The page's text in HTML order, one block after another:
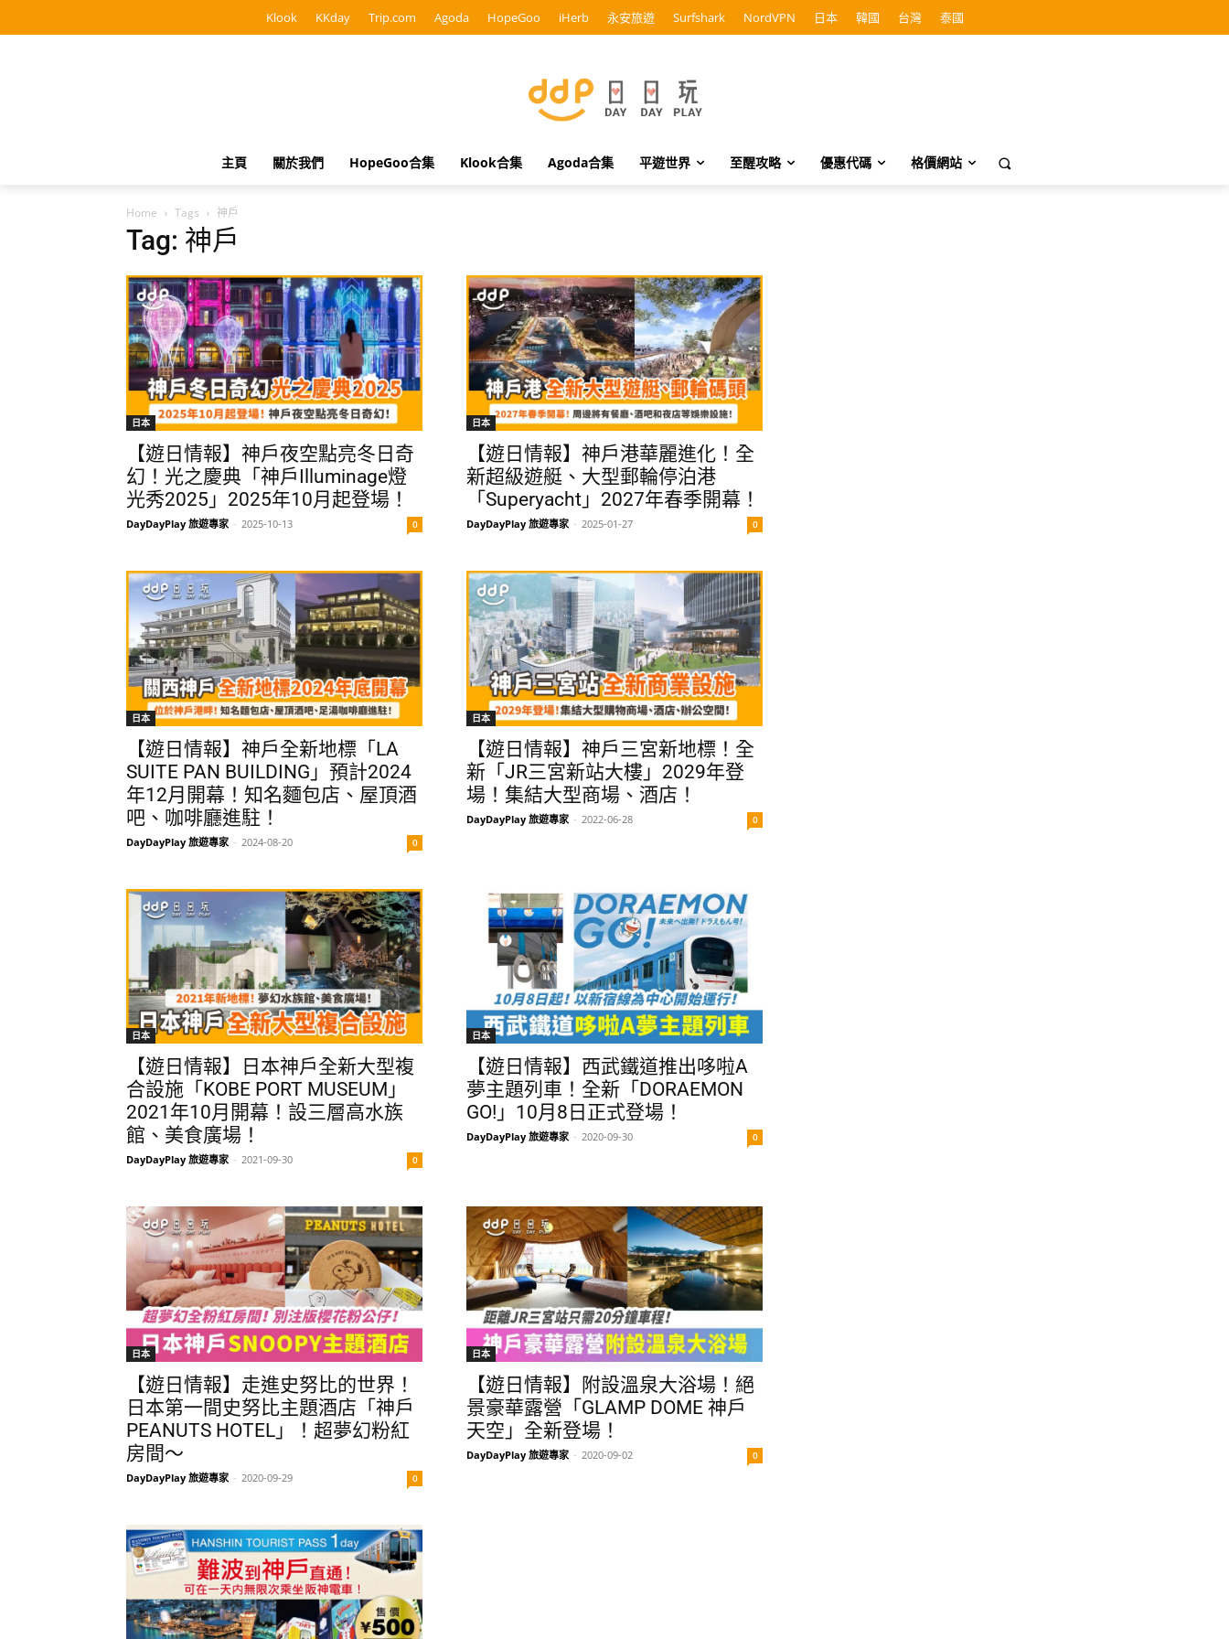
Klook KKday Trip.com Agoda HopeGoo iHerb 永安旅遊 Surfshark NordVPN 日本 韓國 台灣 泰國
主頁 關於我們 HopeGoo合集 Klook合集 Agoda合集 平遊世界 至醒攻略 優惠代碼 格價網站
Home Tags 神戶
Tag: 神戶
日本
【遊日情報】神戶夜空點亮冬日奇
幻！光之慶典「神戶Illuminage燈
光秀2025」2025年10月起登場！
DayDayPlay 旅遊專家 - 2025-10-13 0
日本
【遊日情報】神戶港華麗進化！全
新超級遊艇、大型郵輪停泊港
「Superyacht」2027年春季開幕！
DayDayPlay 旅遊專家 - 2025-01-27 0
日本
【遊日情報】神戶全新地標「LA
SUITE PAN BUILDING」預計2024
年12月開幕！知名麵包店、屋頂酒
吧、咖啡廳進駐！
DayDayPlay 旅遊專家 - 2024-08-20 0
日本
【遊日情報】神戶三宮新地標！全
新「JR三宮新站大樓」2029年登
場！集結大型商場、酒店！
DayDayPlay 旅遊專家 - 2022-06-28 0
日本
【遊日情報】日本神戶全新大型複
合設施「KOBE PORT MUSEUM」
2021年10月開幕！設三層高水族
館、美食廣場！
DayDayPlay 旅遊專家 - 2021-09-30 0
日本
【遊日情報】西武鐵道推出哆啦A
夢主題列車！全新「DORAEMON
GO!」10月8日正式登場！
DayDayPlay 旅遊專家 - 2020-09-30 0
日本
【遊日情報】走進史努比的世界！
日本第一間史努比主題酒店「神戶
PEANUTS HOTEL」！超夢幻粉紅
房間～
DayDayPlay 旅遊專家 - 2020-09-29 0
日本
【遊日情報】附設溫泉大浴場！絕
景豪華露營「GLAMP DOME 神戶
天空」全新登場！
DayDayPlay 旅遊專家 - 2020-09-02 0